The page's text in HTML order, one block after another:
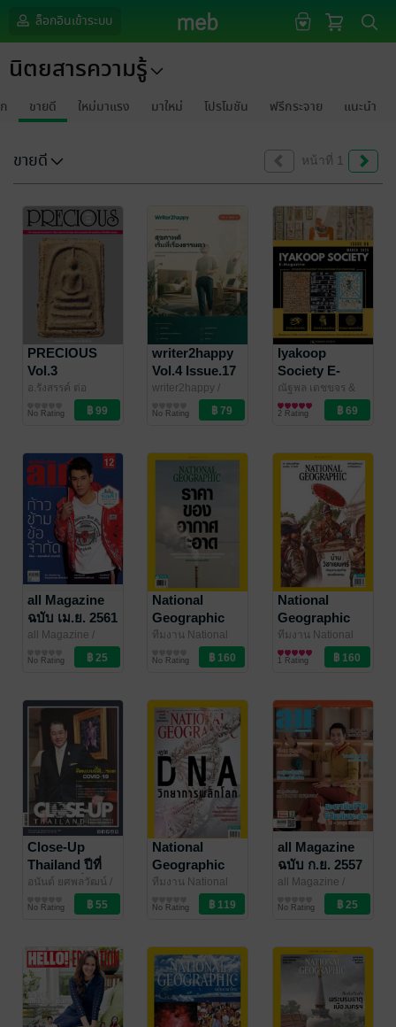
ล็อกอินเข้าระบบ
นิตยสารความรู้
ขายดี ใหม่มาแรง มาใหม่ โปรโมชัน ฟรีกระจาย แนะนำ
ขายดี หน้าที่ 1
PRECIOUS
Vol.3
อ.รังสรรค์ ต่อ
/ รังสรรค์ ต่อ
สุวรรณ
นิตยสารความรู้
No Rating
writer2happy
Vol.4 Issue.17
writer2happy /
นิตยสารความรู้
No Rating
Iyakoop
Society E-
Magazine
Issue 06
ณัฐพล เดชขจร &
N'Nile/
Iyakoop_Society
นิตยสารความรู้
2 Rating
all Magazine
ฉบับ เม.ย. 2561
(04/61)
all Magazine /
BookSmileShop
นิตยสารความรู้
No Rating
National
Geographic
No. 237
ทีมงาน National
Geographic /
Amarin Magazine
นิตยสารความรู้
No Rating
National
Geographic
No. 254
ทีมงาน National
Geographic /
Amarin Magazine
นิตยสารความรู้
1 Rating
Close-Up
Thailand ปีที่
10 ฉบับ ที่ 54
คิดแบบนี้สิร
อด...COVID 19
อนันต์ ยศพลวัฒน์ /
Timeminute
นิตยสารความรู้
No Rating
National
Geographic
No. 181
ทีมงาน National
Geographic /
Amarin Magazine
นิตยสารความรู้
No Rating
all Magazine
ฉบับ ก.ย. 2557
all Magazine /
BookSmileShop
นิตยสารความรู้
No Rating